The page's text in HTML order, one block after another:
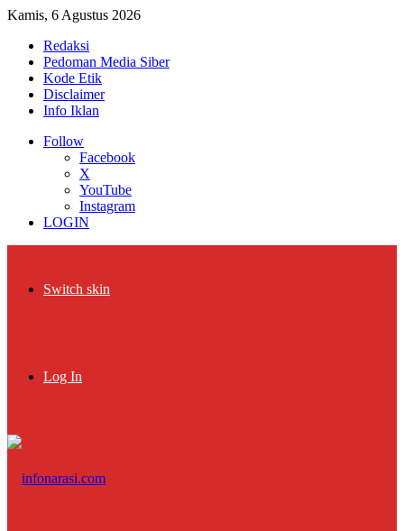
Kamis, 6 Agustus 2026
Redaksi
Pedoman Media Siber
Kode Etik
Disclaimer
Info Iklan
Follow
Facebook
X
YouTube
Instagram
LOGIN
Switch skin
Log In